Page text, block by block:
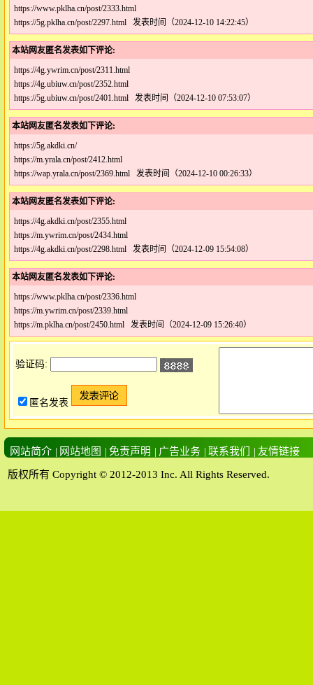
https://www.pklha.cn/post/2333.html
https://5g.pklha.cn/post/2297.html 发表时间（2024-12-10 14:22:45）
本站网友匿名发表如下评论:
https://4g.ywrim.cn/post/2311.html
https://4g.ubiuw.cn/post/2352.html
https://5g.ubiuw.cn/post/2401.html 发表时间（2024-12-10 07:53:07）
本站网友匿名发表如下评论:
https://5g.akdki.cn/
https://m.yrala.cn/post/2412.html
https://wap.yrala.cn/post/2369.html 发表时间（2024-12-10 00:26:33）
本站网友匿名发表如下评论:
https://4g.akdki.cn/post/2355.html
https://m.ywrim.cn/post/2434.html
https://4g.akdki.cn/post/2298.html 发表时间（2024-12-09 15:54:08）
本站网友匿名发表如下评论:
https://www.pklha.cn/post/2336.html
https://m.ywrim.cn/post/2339.html
https://m.pklha.cn/post/2450.html 发表时间（2024-12-09 15:26:40）
验证码:
匿名发表
网站简介 | 网站地图 | 免责声明 | 广告业务 | 联系我们 | 友情链接
版权所有 Copyright © 2012-2013 Inc. All Rights Reserved.